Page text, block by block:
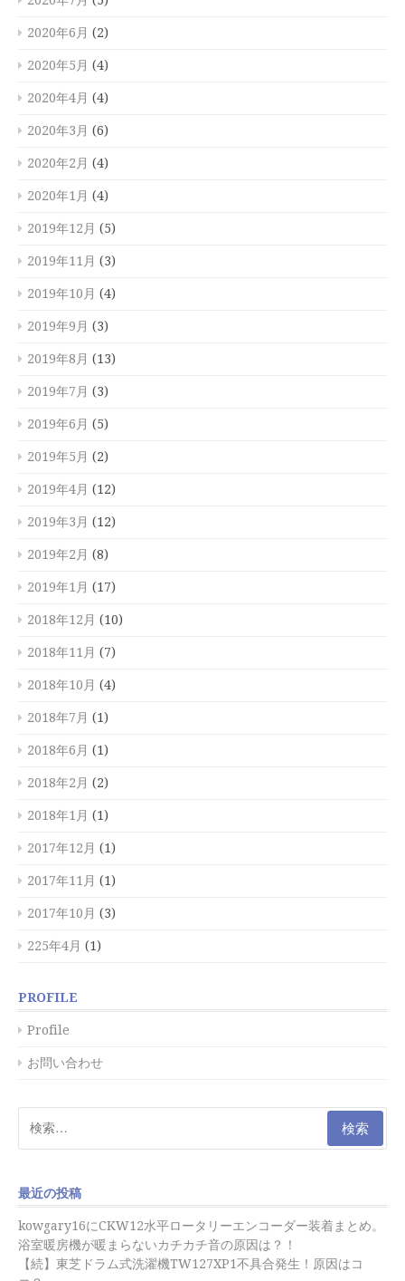
2020年6月 (2)
2020年5月 (4)
2020年4月 (4)
2020年3月 (6)
2020年2月 (4)
2020年1月 (4)
2019年12月 (5)
2019年11月 (3)
2019年10月 (4)
2019年9月 (3)
2019年8月 (13)
2019年7月 (3)
2019年6月 (5)
2019年5月 (2)
2019年4月 (12)
2019年3月 (12)
2019年2月 (8)
2019年1月 (17)
2018年12月 (10)
2018年11月 (7)
2018年10月 (4)
2018年7月 (1)
2018年6月 (1)
2018年2月 (2)
2018年1月 (1)
2017年12月 (1)
2017年11月 (1)
2017年10月 (3)
225年4月 (1)
PROFILE
Profile
お問い合わせ
索:
最近の投稿
kowgary16にCKW12水平ロータリーエンコーダー装着まとめ。
浴室暖房機が暖まらないカチカチ音の原因は？！
【続】東芝ドラム式洗濯機TW127XP1不具合発生！原因はコ